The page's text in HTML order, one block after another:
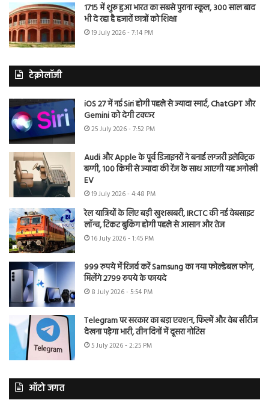
1715 में शुरू हुआ भारत का सबसे पुराना स्कूल, 300 साल बाद
भी दे रहा है हजारों छात्रों को शिक्षा
19 July 2026 - 7:14 PM
टेक्नोलॉजी
iOS 27 में नई Siri होगी पहले से ज्यादा स्मार्ट, ChatGPT और
Gemini को देगी टक्कर
25 July 2026 - 7:52 PM
Audi और Apple के पूर्व डिजाइनरों ने बनाई लग्जरी इलेक्ट्रिक
बग्गी, 100 किमी से ज्यादा की रेंज के साथ आएगी यह अनोखी
EV
19 July 2026 - 4:48 PM
रेल यात्रियों के लिए बड़ी खुशखबरी, IRCTC की नई वेबसाइट
लॉन्च, टिकट बुकिंग होगी पहले से आसान और तेज
16 July 2026 - 1:45 PM
999 रुपये में रिजर्व करें Samsung का नया फोल्डेबल फोन,
मिलेंगे 2799 रुपये के फायदे
8 July 2026 - 5:54 PM
Telegram पर सरकार का बड़ा एक्शन, फिल्में और वेब सीरीज
देखना पड़ेगा भारी, तीन दिनों में दूसरा नोटिस
5 July 2026 - 2:25 PM
ऑटो जगत